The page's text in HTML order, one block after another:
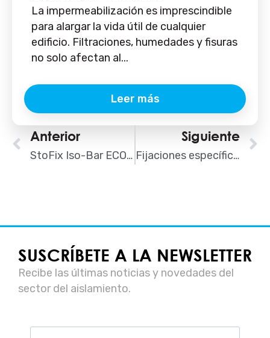
La impermeabilización es imprescindible
para alargar la vida útil de cualquier
edificio. Filtraciones, humedades y fisuras
no solo afectan al...
Leer más
Ant
Anterior
StoFix Iso-Bar ECO, el sistema de STO para jardines verticales
Siguiente
Fijaciones específicas e innovadoras de CELO para fachada ventilada y SATE
SUSCRÍBETE A LA NEWSLETTER
Recibe las últimas noticias y novedades del
sector del aislamiento.